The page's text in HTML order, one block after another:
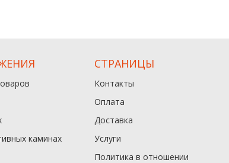
каминах
СТРАНИЦЫ
Контакты
Оплата
Доставка
Услуги
Политика в отношении